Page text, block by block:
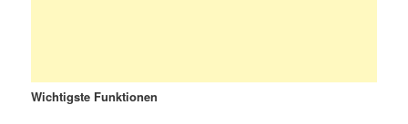
Wichtigste Funktionen